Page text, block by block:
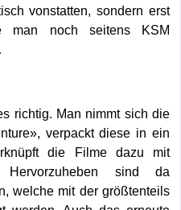
vonstatten, sondern erst
man noch seitens KSM
richtig. Man nimmt sich die
verpackt diese in ein
die Filme dazu mit
Hervorzuheben sind da
welche mit der größtenteils